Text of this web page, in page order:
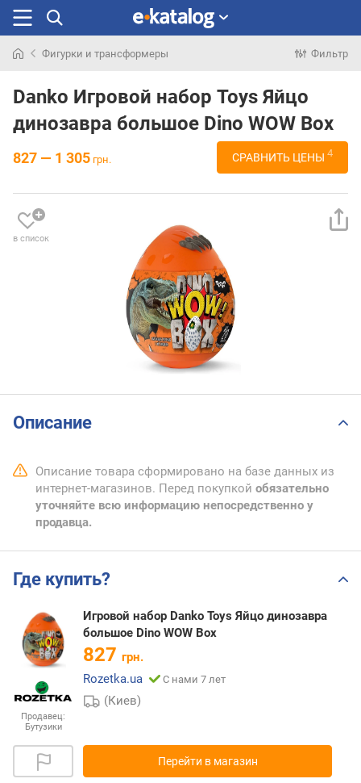
раньше
Фигурки и трансформеры Фильтр
Danko Игровой набор Toys Яйцо
динозавра большое Dino WOW Box
827 — 1 305 грн. СРАВНИТЬ ЦЕНЫ 4
в список
Описание
Описание товара сформировано на базе данных из
интернет-магазинов. Перед покупкой обязательно
уточняйте всю информацию непосредственно у
продавца.
Где купить?
Продавец:
Бутузики
Игровой набор Danko Toys Яйцо динозавра
большое Dino WOW Box
827 грн.
Rozetka.ua
С нами 7 лет
(Киев)
Перейти в магазин